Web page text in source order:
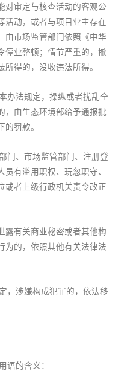
对审定与核查活动的客观公
活动，或者与项目业主存在
由市场监管部门依照《中华
停业整顿；情节严重的，撤
得的，没收违法所得。
办法规定，操纵或者扰乱全
，由生态环境部给予通报批
罚款。
门、市场监管部门、注册登
有滥用职权、玩忽职守、
或者上级行政机关责令改正
有关商业秘密或者其他构
为的，依照其他有关法律法
，涉嫌构成犯罪的，依法移
语的含义：